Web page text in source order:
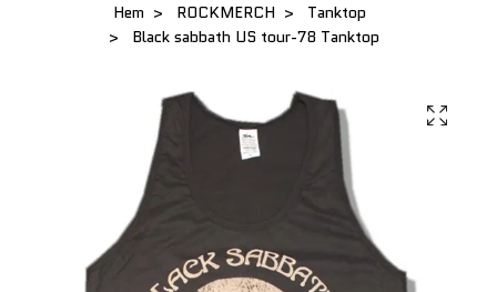
Hem ROCKMERCH
Tanktop
Black sabbath US tour-78 Tanktop